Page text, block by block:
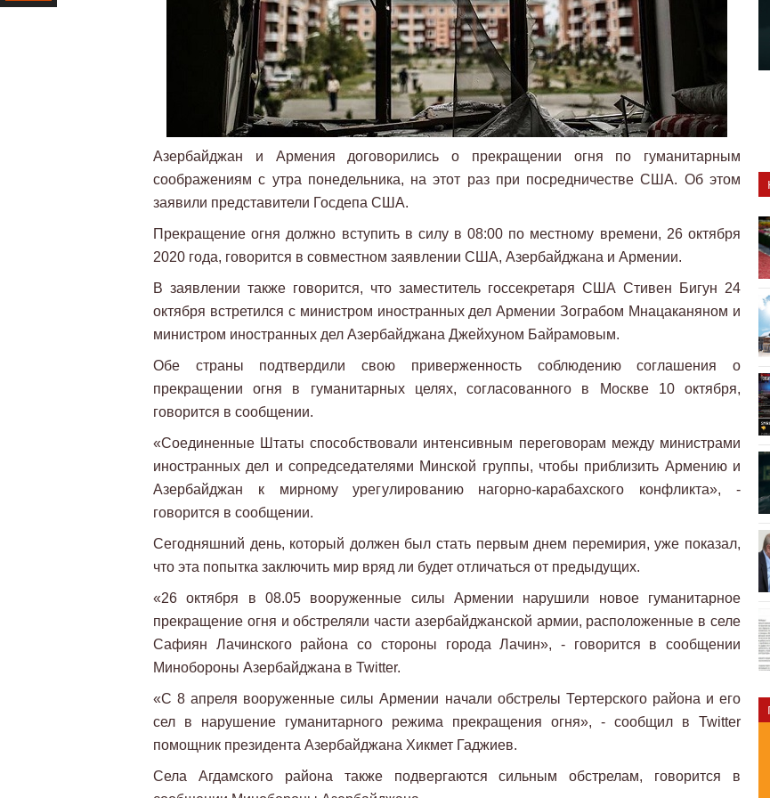
Азербайджан и Армения договорились о прекращении огня по гуманитарным
соображениям с утра понедельника, на этот раз при посредничестве США. Об этом
заявили представители Госдепа США.
Прекращение огня должно вступить в силу в 08:00 по местному времени, 26 октября
2020 года, говорится в совместном заявлении США, Азербайджана и Армении.
В заявлении также говорится, что заместитель госсекретаря США Стивен Бигун 24
октября встретился с министром иностранных дел Армении Зограбом Мнацаканяном и
министром иностранных дел Азербайджана Джейхуном Байрамовым.
Обе страны подтвердили свою приверженность соблюдению соглашения о
прекращении огня в гуманитарных целях, согласованного в Москве 10 октября,
говорится в сообщении.
«Соединенные Штаты способствовали интенсивным переговорам между министрами
иностранных дел и сопредседателями Минской группы, чтобы приблизить Армению и
Азербайджан к мирному урегулированию нагорно-карабахского конфликта», -
говорится в сообщении.
Сегодняшний день, который должен был стать первым днем перемирия, уже показал,
что эта попытка заключить мир вряд ли будет отличаться от предыдущих.
«26 октября в 08.05 вооруженные силы Армении нарушили новое гуманитарное
прекращение огня и обстреляли части азербайджанской армии, расположенные в селе
Сафиян Лачинского района со стороны города Лачин», - говорится в сообщении
Минобороны Азербайджана в Twitter.
«С 8 апреля вооруженные силы Армении начали обстрелы Тертерского района и его
сел в нарушение гуманитарного режима прекращения огня», - сообщил в Twitter
помощник президента Азербайджана Хикмет Гаджиев.
Села Агдамского района также подвергаются сильным обстрелам, говорится в